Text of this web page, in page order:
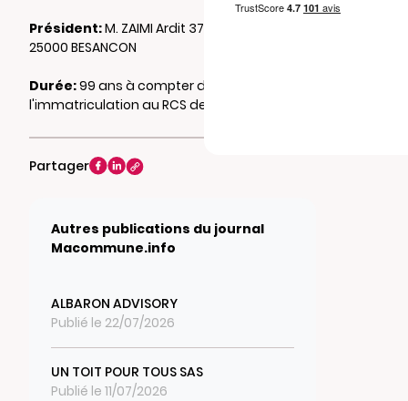
Président:M. ZAIMI Ardit 37 rue de belfort
25000 BESANCON
Durée:99 ans à compter de
l'immatriculation au RCS de BESANCON
Partager
Autres publications du journal
Macommune.info
ALBARON ADVISORY
Publié le 22/07/2026
UN TOIT POUR TOUS SAS
Publié le 11/07/2026